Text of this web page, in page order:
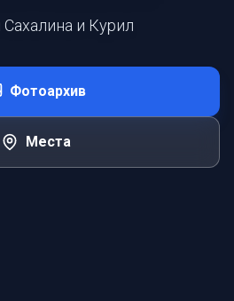
и Курил
Фотоархив
Места